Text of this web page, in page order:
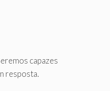
capazes
resposta.